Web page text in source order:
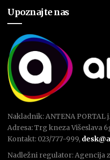
Upoznajte nas
Nakladnik: ANTENA PORTAL
Adresa: Trg kneza Višeslava
Kontakt: 023/777-999,
Nadležni regulator: Agencija